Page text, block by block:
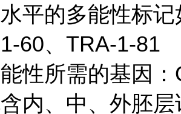
平的多能性标
60、TRA-1-81
性所需的基因
内、中、外胚